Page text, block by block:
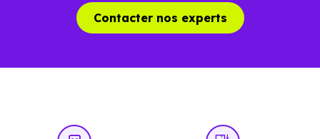
Contacter nos experts